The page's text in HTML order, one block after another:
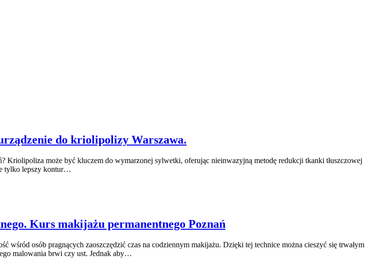
do kriolipolizy Warszawa.
Kriolipoliza może być kluczem do wymarzonej sylwetki, oferując nieinwazyjną metodę redukcji tkanki tłuszczowej
tylko lepszy kontur…
Kurs makijażu permanentnego Poznań
osób pragnących zaoszczędzić czas na codziennym makijażu. Dzięki tej technice można cieszyć się trwałym
malowania brwi czy ust. Jednak aby…